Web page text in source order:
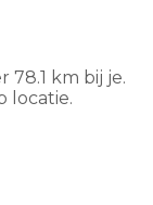
78.1 km bij je.
locatie.